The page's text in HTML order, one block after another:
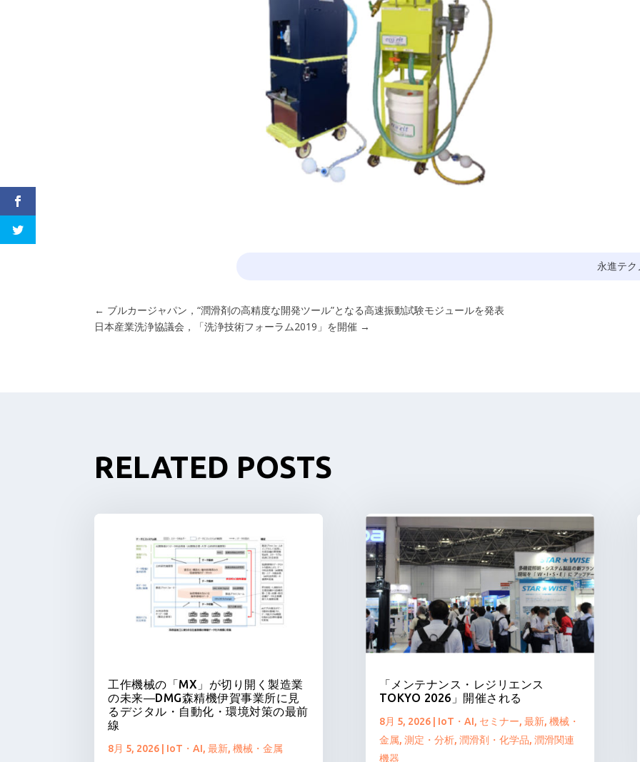
永進テク
← ブルカージャパン，“潤滑剤の高精度な開発ツール”となる高速振動試験モジュールを発表
日本産業洗浄協議会，「洗浄技術フォーラム2019」を開催 →
RELATED POSTS
工作機械の「MX」が切り開く製造業
の未来―DMG森精機伊賀事業所に見
るデジタル・自動化・環境対策の最前
線
8月 5, 2026 IoT・AI, 最新, 機械・金属
「メンテナンス・レジリエンス
TOKYO 2026」開催される
8月 5, 2026| IoT・AI, セミナー, 最新, 機械・
金属, 測定・分析, 潤滑剤・化学品, 潤滑関連
機器